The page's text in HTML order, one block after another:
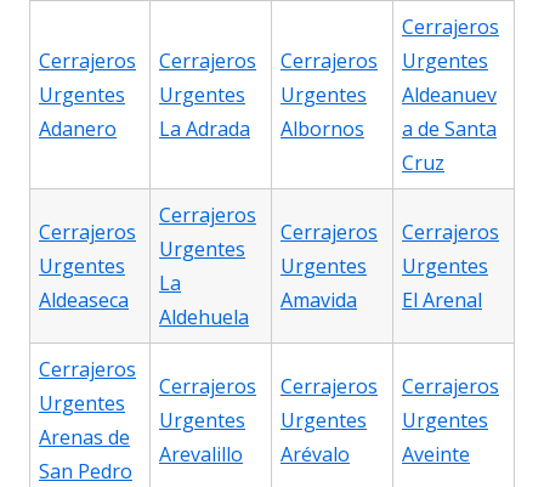
Cerrajeros
Urgentes
Adanero
Cerrajeros
Urgentes
La Adrada
Cerrajeros
Urgentes
Albornos
Cerrajeros
Urgentes
Aldeanuev
a de Santa
Cruz
Cerrajeros
Urgentes
Aldeaseca
Cerrajeros
Urgentes
La
Aldehuela
Cerrajeros
Urgentes
Amavida
Cerrajeros
Urgentes
El Arenal
Cerrajeros
Urgentes
Arenas de
San Pedro
Cerrajeros
Urgentes
Arevalillo
Cerrajeros
Urgentes
Arévalo
Cerrajeros
Urgentes
Aveinte